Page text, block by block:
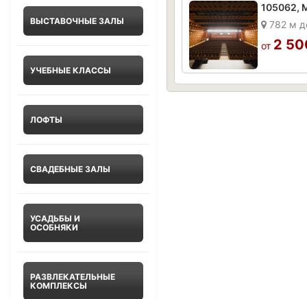
ВЫСТАВОЧНЫЕ ЗАЛЫ
УЧЕБНЫЕ КЛАССЫ
ЛОФТЫ
СВАДЕБНЫЕ ЗАЛЫ
УСАДЬБЫ И
ОСОБНЯКИ
РАЗВЛЕКАТЕЛЬНЫЕ
КОМПЛЕКСЫ
105062,
782 м
от 2